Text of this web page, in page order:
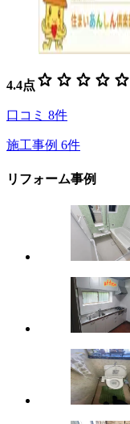
4.4点 star star star star star
口コミ 8件
施工事例 6件
リフォーム事例